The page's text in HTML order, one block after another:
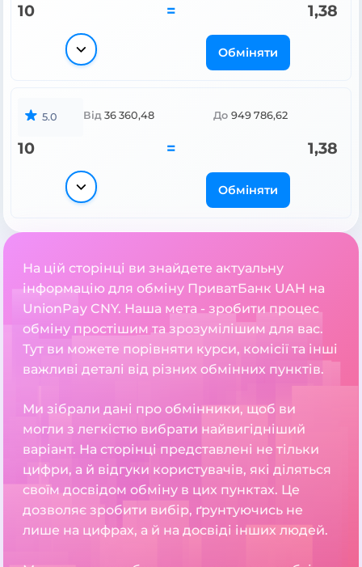
10 = 1,38
Обміняти
5.0 Від 36 360,48 До 949 786,62
10 = 1,38
Обміняти
На цій сторінці ви знайдете актуальну
інформацію для обміну ПриватБанк UAH на
UnionPay CNY. Наша мета - зробити процес
обміну простішим та зрозумілішим для вас.
Тут ви можете порівняти курси, комісії та інші
важливі деталі від різних обмінних пунктів.
Ми зібрали дані про обмінники, щоб ви
могли з легкістю вибрати найвигідніший
варіант. На сторінці представлені не тільки
цифри, а й відгуки користувачів, які діляться
своїм досвідом обміну в цих пунктах. Це
дозволяє зробити вибір, ґрунтуючись не
лише на цифрах, а й на досвіді інших людей.